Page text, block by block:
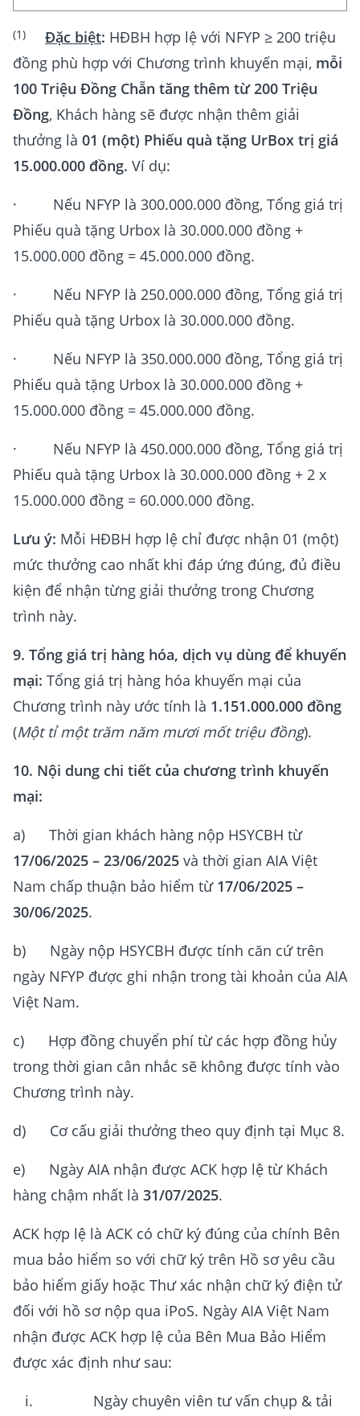
(1) Đặc biệt: HĐBH hợp lệ với NFYP ≥ 200 triệu
đồng phù hợp với Chương trình khuyến mại, mỗi
100 Triệu Đồng Chẵn tăng thêm từ 200 Triệu
Đồng, Khách hàng sẽ được nhận thêm giải
thưởng là 01 (một) Phiếu quà tặng UrBox trị giá
15.000.000 đồng. Ví dụ:
· Nếu NFYP là 300.000.000 đồng, Tổng giá trị
Phiếu quà tặng Urbox là 30.000.000 đồng +
15.000.000 đồng = 45.000.000 đồng.
· Nếu NFYP là 250.000.000 đồng, Tổng giá trị
Phiếu quà tặng Urbox là 30.000.000 đồng.
· Nếu NFYP là 350.000.000 đồng, Tổng giá trị
Phiếu quà tặng Urbox là 30.000.000 đồng +
15.000.000 đồng = 45.000.000 đồng.
· Nếu NFYP là 450.000.000 đồng, Tổng giá trị
Phiếu quà tặng Urbox là 30.000.000 đồng + 2 x
15.000.000 đồng = 60.000.000 đồng.
Lưu ý: Mỗi HĐBH hợp lệ chỉ được nhận 01 (một)
mức thưởng cao nhất khi đáp ứng đúng, đủ điều
kiện để nhận từng giải thưởng trong Chương
trình này.
9. Tổng giá trị hàng hóa, dịch vụ dùng để khuyến
mại: Tổng giá trị hàng hóa khuyến mại của
Chương trình này ước tính là 1.151.000.000 đồng
(Một tỉ một trăm năm mươi mốt triệu đồng).
10. Nội dung chi tiết của chương trình khuyến
mại:
a) Thời gian khách hàng nộp HSYCBH từ
17/06/2025 – 23/06/2025 và thời gian AIA Việt
Nam chấp thuận bảo hiểm từ 17/06/2025 –
30/06/2025.
b) Ngày nộp HSYCBH được tính căn cứ trên
ngày NFYP được ghi nhận trong tài khoản của AIA
Việt Nam.
c) Hợp đồng chuyển phí từ các hợp đồng hủy
trong thời gian cân nhắc sẽ không được tính vào
Chương trình này.
d) Cơ cấu giải thưởng theo quy định tại Mục 8.
e) Ngày AIA nhận được ACK hợp lệ từ Khách
hàng chậm nhất là 31/07/2025.
ACK hợp lệ là ACK có chữ ký đúng của chính Bên
mua bảo hiểm so với chữ ký trên Hồ sơ yêu cầu
bảo hiểm giấy hoặc Thư xác nhận chữ ký điện tử
đối với hồ sơ nộp qua iPoS. Ngày AIA Việt Nam
nhận được ACK hợp lệ của Bên Mua Bảo Hiểm
được xác định như sau:
i. Ngày chuyên viên tư vấn chụp & tải